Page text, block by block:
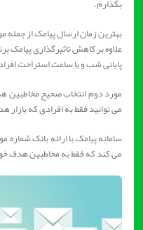
بگذارم.
بهترین زمان ارسال پیامک از جمله
علاوه بر کاهش تاثیرگذاری پیامک
پایانی شب و یا ساعت استراحت افراد
مورد دوم انتخاب صحیح مخاطبین
می توانید فقط به افرادی که
سامانه پیامک با ارائه بانک
می کند که فقط به مخاطبین هدف